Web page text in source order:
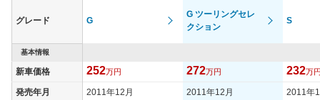
タイヤサイズ
215/40R18 85W
タイヤサイズ
(後)
グレード G
G ツーリングセレ
クション
S
基本情報
新車価格 252万円 272万円 232万
発売年月 2011年12月 2011年12月 2011年